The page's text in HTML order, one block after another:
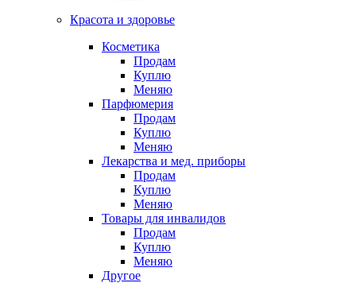
Красота и здоровье
Косметика
Продам
Куплю
Меняю
Парфюмерия
Продам
Куплю
Меняю
Лекарства и мед. приборы
Продам
Куплю
Меняю
Товары для инвалидов
Продам
Куплю
Меняю
Другое